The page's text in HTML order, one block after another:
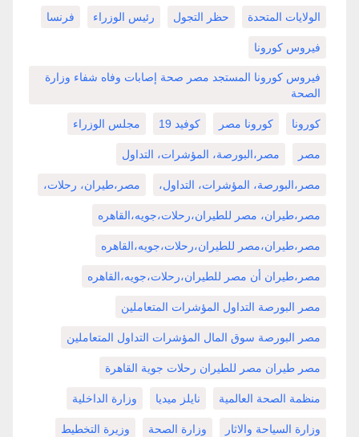
الولايات المتحدة حظر التجول رئيس الوزراء فرنسا
فيروس كورونا
فيروس كورونا المستجد مصر صحة إصابات وفاه شفاء وزارة
الصحة
كورونا كورونا مصر كوفيد 19 مجلس الوزراء
مصر مصر،البورصة، المؤشرات، التداول
مصر،البورصة، المؤشرات، التداول، مصر،طيران، رحلات،
مصر،طيران، مصر للطيران،رحلات،جويه،القاهره
مصر،طيران،مصر للطيران،رحلات،جويه،القاهره
مصر،طيران أن مصر للطيران،رحلات،جويه،القاهره
مصر البورصة التداول المؤشرات المتعاملين
مصر البورصة سوق المال المؤشرات التداول المتعاملين
مصر طيران مصر للطيران رحلات جوية القاهرة
منظمة الصحة العالمية نايلز ميديا وزارة الداخلية
وزارة السياحة والاثار وزارة الصحة وزيرة التخطيط